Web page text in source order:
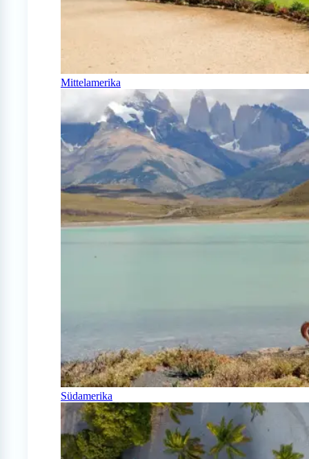
Mittelamerika
Südamerika